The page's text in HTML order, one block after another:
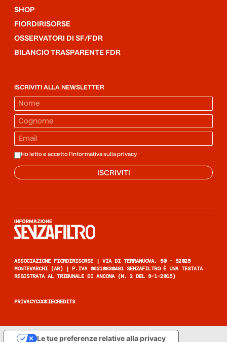
SHOP
FIORDIRISORSE
OSSERVATORI DI SF/FDR
BILANCIO TRASPARENTE FDR
ISCRIVITI ALLA NEWSLETTER
Ho letto e accetto l'informativa sulla privacy
ISCRIVITI
ASSOCIAZIONE FIORDIRISORSE | VIA DI TERRANUOVA, 50 - 52025
MONTEVARCHI (AR) | P.IVA 06310830481 SENZAFILTRO È UNA TESTATA
REGISTRATA AL TRIBUNALE DI ANCONA (N. 2 DEL 9-1-2015)
PRIVACYCOOKIECREDITS
Le tue preferenze relative alla privacy